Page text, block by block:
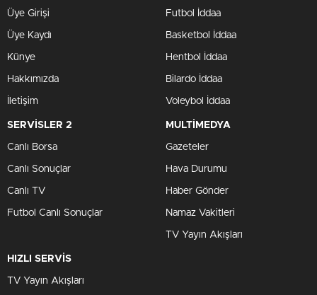
Üye Girişi
Üye Kaydı
Künye
Hakkımızda
İletişim
Futbol İddaa
Basketbol İddaa
Hentbol İddaa
Bilardo İddaa
Voleybol İddaa
SERVİSLER 2
Canlı Borsa
Canlı Sonuçlar
Canlı TV
Futbol Canlı Sonuçlar
MULTİMEDYA
Gazeteler
Hava Durumu
Haber Gönder
Namaz Vakitleri
TV Yayın Akışları
HIZLI SERVİS
TV Yayın Akışları